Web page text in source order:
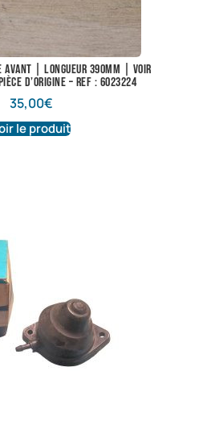
avant | Longueur 390mm | Voir
d’origine – Ref : 6023224
35,00€
le produit